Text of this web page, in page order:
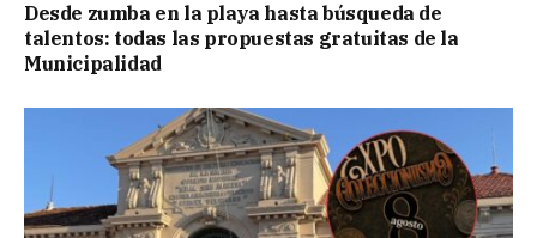
Desde zumba en la playa hasta búsqueda de
talentos: todas las propuestas gratuitas de la
Municipalidad